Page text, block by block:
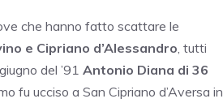
che hanno fatto scattare le
e Cipriano d’Alessandro, tutti
del ’91 Antonio Diana di 36
fu ucciso a San Cipriano d’Aversa in